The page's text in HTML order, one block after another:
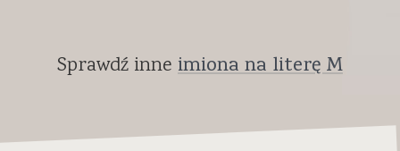
Sprawdź inne imiona na literę M